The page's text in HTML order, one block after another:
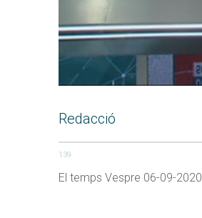
Redacció
139
El temps Vespre 06-09-2020